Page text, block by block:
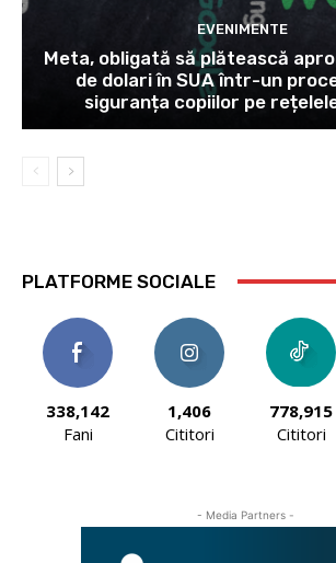
EVENIMENTE
Meta, obligată să plătească
de dolari în SUA într-un
siguranța copiilor pe
PLATFORME SOCIALE
338,142
Fani
1,406
Cititori
778,915
Cititori
- Media Partners -